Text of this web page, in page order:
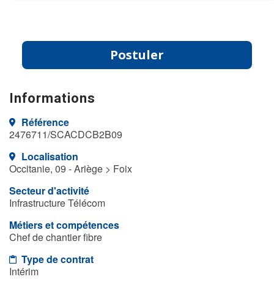
Postuler
Informations
Référence
2476711/SCACDCB2B09
Localisation
Occitanie, 09 - Ariège > Foix
Secteur d'activité
Infrastructure Télécom
Métiers et compétences
Chef de chantier fibre
Type de contrat
Intérim